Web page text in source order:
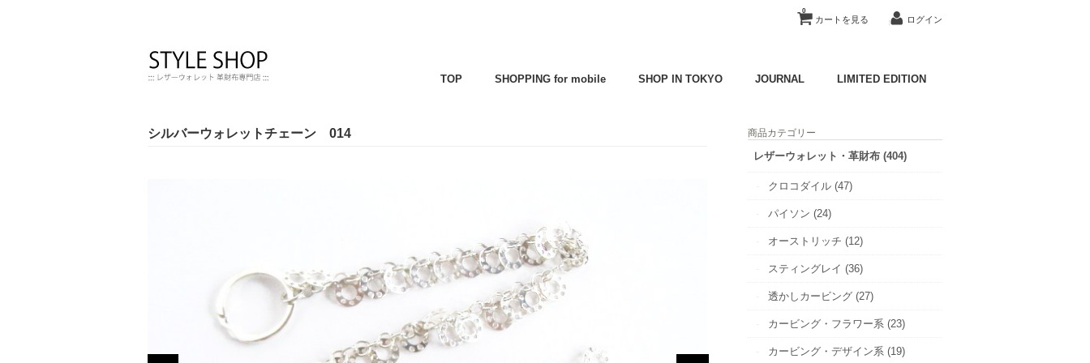
カートを見る
0
ログイン
TOP SHOPPING for mobile SHOP IN TOKYO JOURNAL LIMITED EDITION
シルバーウォレットチェーン 014 商品カテゴリー
レザーウォレット・革財布 (404)
クロコダイル (47)
パイソン (24)
オーストリッチ (12)
スティングレイ (36)
透かしカービング (27)
カービング・フラワー系 (23)
カービング・デザイン系 (19)